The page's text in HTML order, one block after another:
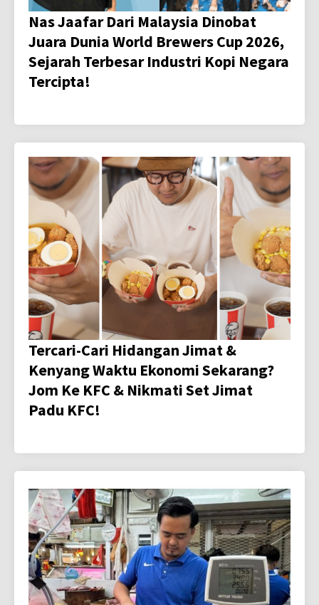
Nas Jaafar Dari Malaysia Dinobat
Juara Dunia World Brewers Cup 2026,
Sejarah Terbesar Industri Kopi Negara
Tercipta!
Tercari-Cari Hidangan Jimat &
Kenyang Waktu Ekonomi Sekarang?
Jom Ke KFC & Nikmati Set Jimat
Padu KFC!